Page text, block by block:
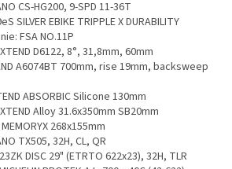
CS-HG200, 9-SPD 11-36T
SILVER EBIKE TRIPPLE X DURABILITY
FSA NO.11P
D6122, 8°, 31,8mm, 60mm
A6074BT 700mm, rise 19mm, backsweep
ABSORBIC Silicone 130mm
Alloy 31.6x350mm SB20mm
268x155mm
TX505, 32H, CL, QR
DISC 29" (ETRTO 622x23), 32H, TLR